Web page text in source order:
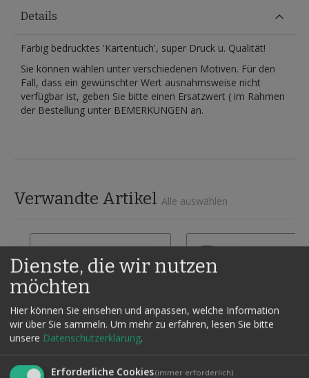
Details
Farbig bedrucktes 'Kartentuch', super Druck u. Qualität!
Sie können wählen unter verschiedenen Motiven. Für den
Fall, dass ein gewünschter Wert ausnahmsweise nicht
verfügbar ist, geben Sie bitte einen Ersatzwert ( im Rahmen
der Bestellung unter BEMERKUNGEN an.
Verwandte Artikel Alle auswählen
Dienste, die wir nutzen
möchten
Hier können Sie einsehen und anpassen, welche Information
wir über Sie sammeln. Um mehr zu erfahren, lesen Sie bitte
unsere Datenschutzerklärung.
Erforderliche Cookies(immer erforderlich)